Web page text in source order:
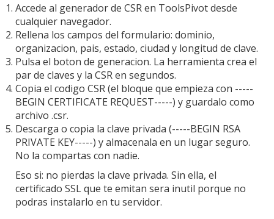
Accede al generador de CSR en ToolsPivot desde
cualquier navegador.
Rellena los campos del formulario: dominio,
organizacion, pais, estado, ciudad y longitud de clave.
Pulsa el boton de generacion. La herramienta crea el
par de claves y la CSR en segundos.
Copia el codigo CSR (el bloque que empieza con -----
BEGIN CERTIFICATE REQUEST-----) y guardalo como
archivo .csr.
Descarga o copia la clave privada (-----BEGIN RSA
PRIVATE KEY-----) y almacenala en un lugar seguro.
No la compartas con nadie.
Eso si: no pierdas la clave privada. Sin ella, el
certificado SSL que te emitan sera inutil porque no
podras instalarlo en tu servidor.